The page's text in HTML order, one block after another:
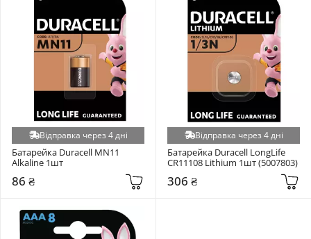
Відправка через 4 дні
Батарейка Duracell MN11
Alkaline 1шт
86 ₴
Відправка через 4 дні
Батарейка Duracell LongLife
CR11108 Lithium 1шт (5007803)
306 ₴